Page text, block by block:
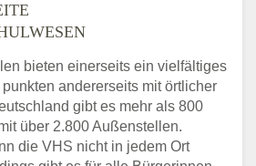
bieten einerseits ein vielfältiges
andererseits mit örtlicher
gibt es mehr als 800
über 2.800 Außenstellen.
die VHS nicht in jedem Ort